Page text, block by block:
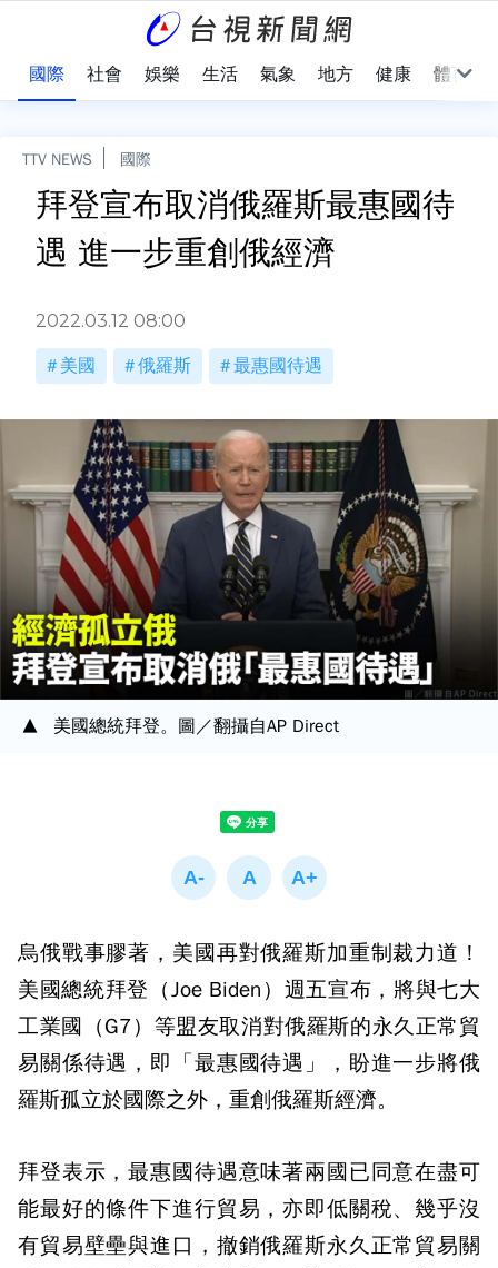
國際 社會 娛樂 生活 氣象 地方 健康 體育
TTV NEWS 國際
拜登宣布取消俄羅斯最惠國待
遇 進一步重創俄經濟
2022.03.12 08:00
美國 俄羅斯 最惠國待遇
美國總統拜登。圖／翻攝自AP Direct
烏俄戰事膠著，美國再對俄羅斯加重制裁力道！
美國總統拜登（Joe Biden）週五宣布，將與七大
工業國（G7）等盟友取消對俄羅斯的永久正常貿
易關係待遇，即「最惠國待遇」，盼進一步將俄
羅斯孤立於國際之外，重創俄羅斯經濟。
拜登表示，最惠國待遇意味著兩國已同意在盡可
能最好的條件下進行貿易，亦即低關稅、幾乎沒
有貿易壁壘與進口，撤銷俄羅斯永久正常貿易關